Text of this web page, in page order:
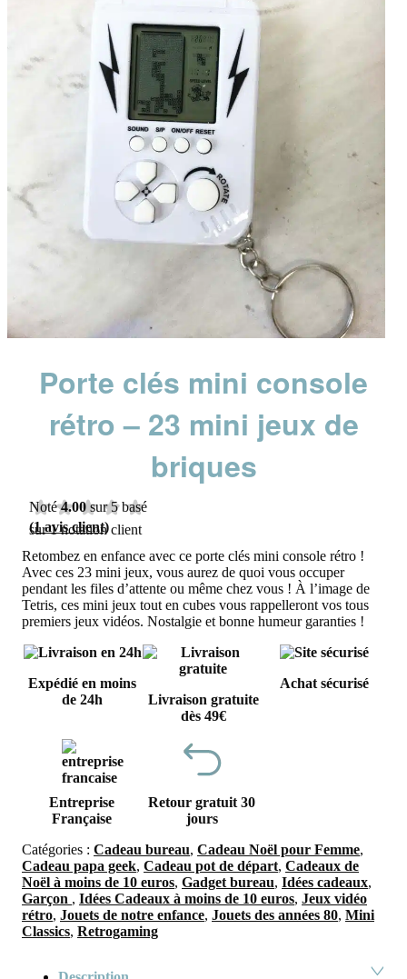
Porte clés mini console
rétro – 23 mini jeux de
briques
Noté4.00 sur 5 basé
sur1notation client
(1avis client)
Retombez en enfance avec ce porte clés mini console rétro !
Avec ces 23 mini jeux, vous aurez de quoi vous occuper
pendant les files d’attente ou même chez vous ! À l’image de
Tetris, ces mini jeux tout en cubes vous rappelleront vos tous
premiers jeux vidéos. Nostalgie et bonne humeur garanties !
Expédié en moins
de 24h
Livraison gratuite
dès 49€
Achat sécurisé
Entreprise
Française
Retour gratuit 30
jours
Catégories : Cadeau bureau, Cadeau Noël pour Femme,
Cadeau papa geek, Cadeau pot de départ, Cadeaux de
Noël à moins de 10 euros, Gadget bureau, Idées cadeaux,
Garçon , Idées Cadeaux à moins de 10 euros, Jeux vidéo
rétro, Jouets de notre enfance, Jouets des années 80, Mini
Classics, Retrogaming